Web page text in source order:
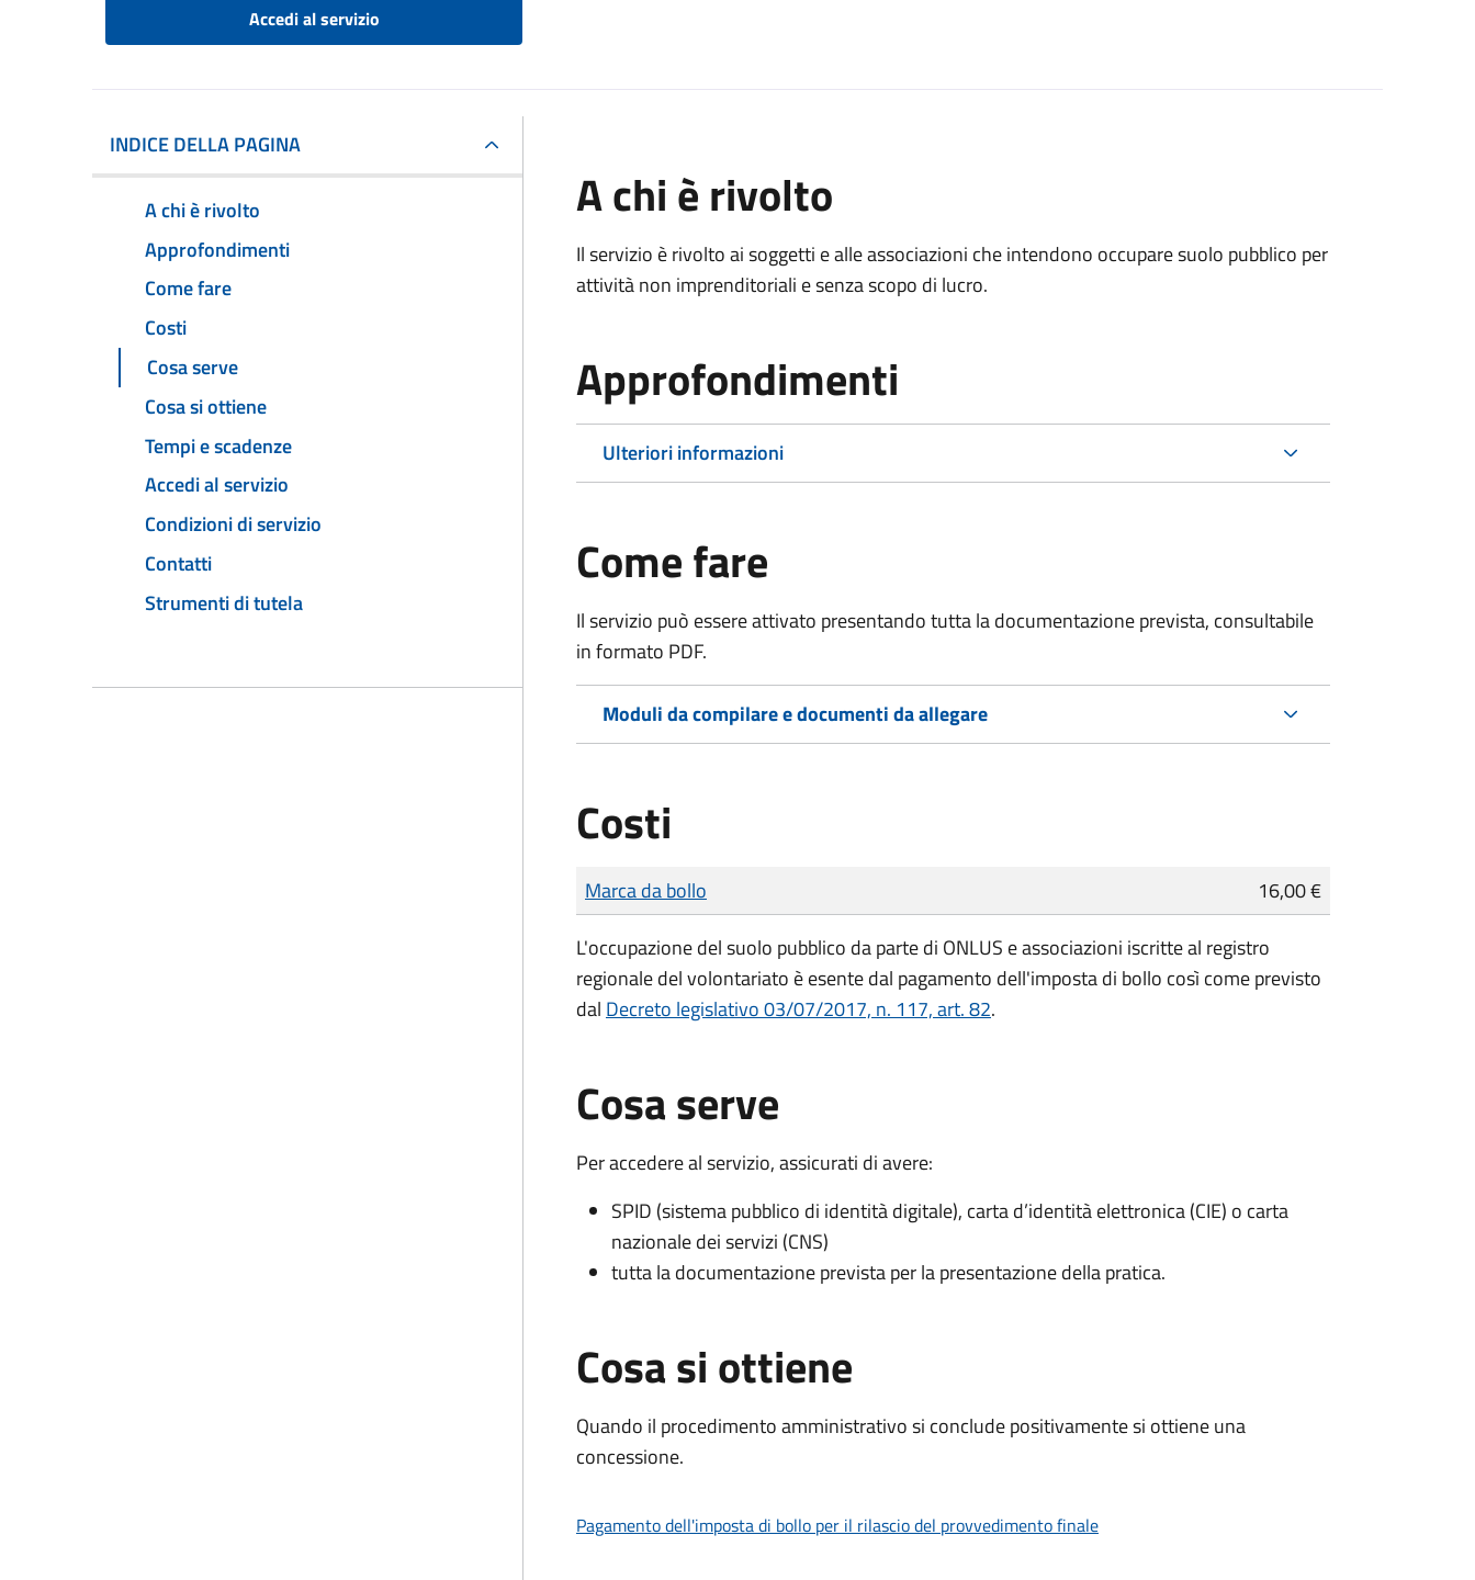
Accedi al servizio
INDICE DELLA PAGINA
A chi è rivolto
Approfondimenti
Come fare
Costi
Cosa serve
Cosa si ottiene
Tempi e scadenze
Accedi al servizio
Condizioni di servizio
Contatti
Strumenti di tutela
A chi è rivolto
Il servizio è rivolto ai soggetti e alle associazioni che intendono occupare suolo pubblico per
attività non imprenditoriali e senza scopo di lucro.
Approfondimenti
Ulteriori informazioni
Come fare
Il servizio può essere attivato presentando tutta la documentazione prevista, consultabile
in formato PDF.
Moduli da compilare e documenti da allegare
Costi
Tipo di pagamento
Importo
Marca da bollo
16,00 €
L'occupazione del suolo pubblico da parte di ONLUS e associazioni iscritte al registro
regionale del volontariato è esente dal pagamento dell'imposta di bollo così come previsto
dal Decreto legislativo 03/07/2017, n. 117, art. 82.
Cosa serve
Per accedere al servizio, assicurati di avere:
SPID (sistema pubblico di identità digitale), carta d’identità elettronica (CIE) o carta
nazionale dei servizi (CNS)
tutta la documentazione prevista per la presentazione della pratica.
Cosa si ottiene
Quando il procedimento amministrativo si conclude positivamente si ottiene una
concessione.
Pagamento dell'imposta di bollo per il rilascio del provvedimento finale